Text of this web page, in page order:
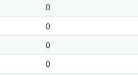
0
0
0
0